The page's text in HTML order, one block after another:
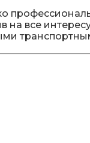
на все